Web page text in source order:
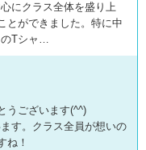
にクラス全体を盛り上
とができました。特に中
のTシャ…
うございます(^^)
す。クラス全員が想いの
ね！